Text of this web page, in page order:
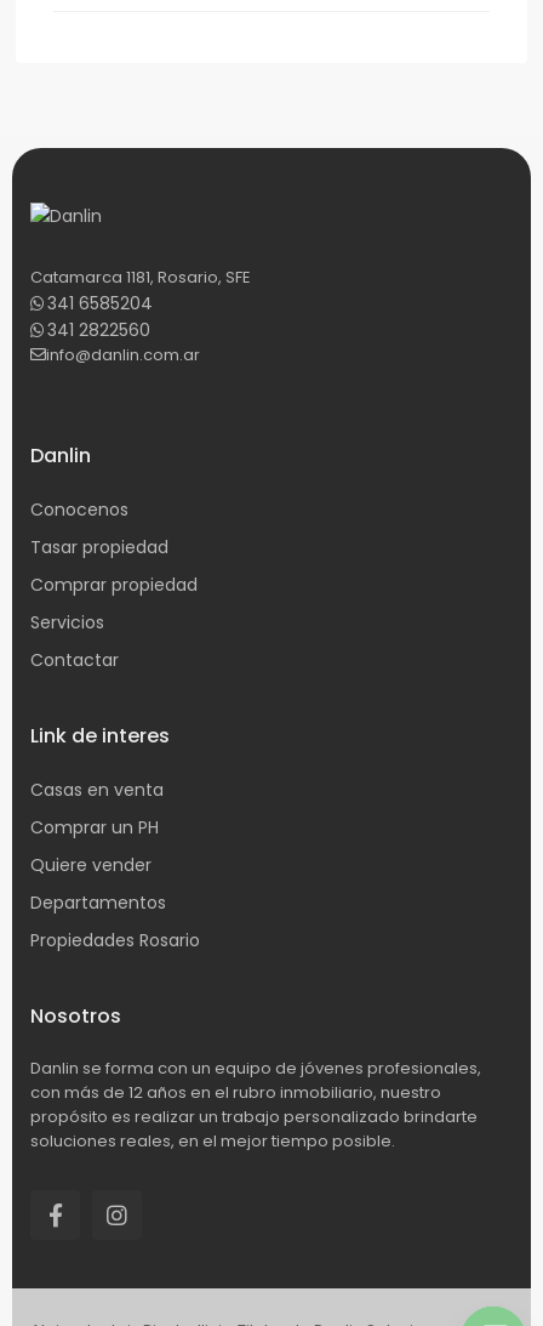
Catamarca 1181, Rosario, SFE
341 6585204
341 2822560
info@danlin.com.ar
Danlin
Conocenos
Tasar propiedad
Comprar propiedad
Servicios
Contactar
Link de interes
Casas en venta
Comprar un PH
Quiere vender
Departamentos
Propiedades Rosario
Nosotros
Danlin se forma con un equipo de jóvenes profesionales,
con más de 12 años en el rubro inmobiliario, nuestro
propósito es realizar un trabajo personalizado brindarte
soluciones reales, en el mejor tiempo posible.